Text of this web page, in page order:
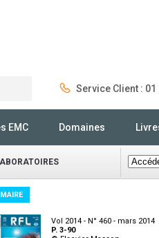
Service Client : 01
EMC Domaines
Vol 2014 - N° 460 - mars 2014
P. 3-90